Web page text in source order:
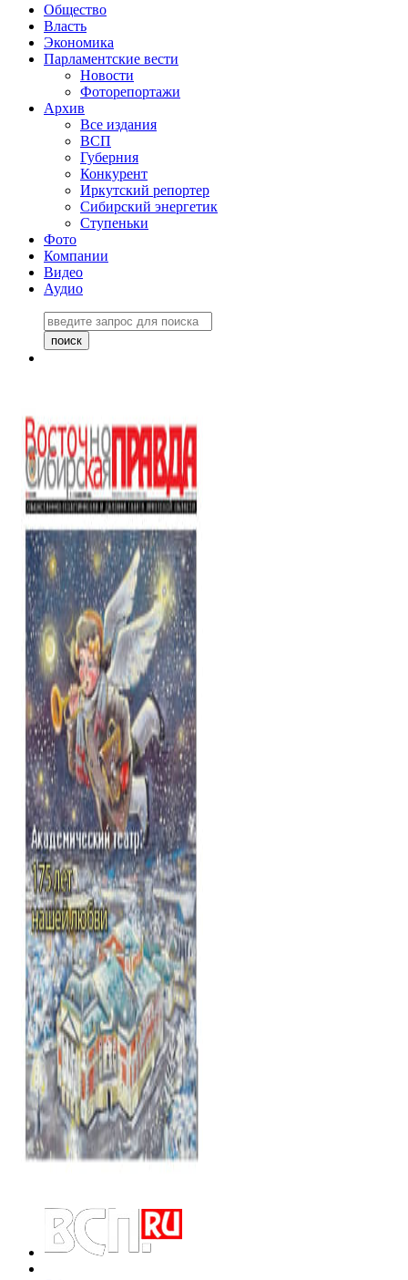
Общество
Власть
Экономика
Парламентские вести
Новости
Фоторепортажи
Архив
Все издания
ВСП
Губерния
Конкурент
Иркутский репортер
Сибирский энергетик
Ступеньки
Фото
Компании
Видео
Аудио